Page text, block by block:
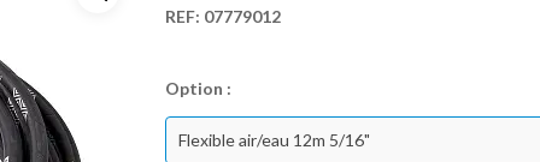
REF: 07779012
Option :
Flexible air/eau 12m 5/16"